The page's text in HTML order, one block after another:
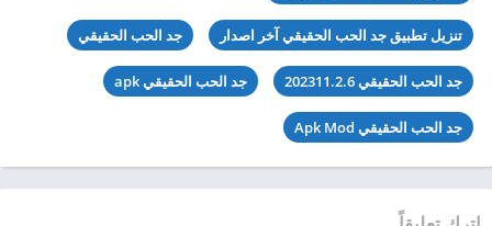
تنزيل تطبيق جد الحب الحقيقي آخر اصدار جد الحب الحقيقي
جد الحب الحقيقي 202311.2.6 جد الحب الحقيقي apk
جد الحب الحقيقي Apk Mod